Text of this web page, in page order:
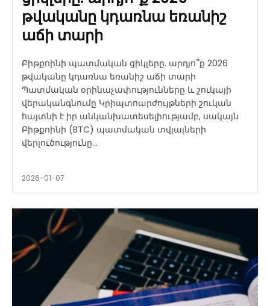
թվականը կդառնա եռանիշ
աճի տարի
Բիթքոինի պատմական ցիկլերը. արդյո՞ք 2026
թվականը կդառնա եռանիշ աճի տարի
Պատմական օրինաչափությունները և շուկայի
վերականգնումը Կրիպտոարժույթների շուկան
հայտնի է իր անկանխատեսելիությամբ, սակայն
Բիթքոինի (BTC) պատմական տվյալների
վերլուծությունը...
2026-01-07